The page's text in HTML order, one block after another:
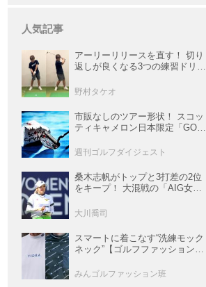
人気記事
アーリーリリースを直す！ 切り
返しが良くなる3つの練習ドリル
野村タケオ
市販なしのツアー形状！ スコッ
ティキャメロン日本限定「GOLO
ロンマニア宣言】
週刊ゴルフダイジェスト
桑木志帆がトップと3打差の2位
をキープ！ 大混戦の「AIG女子
佳も逆転圏内で運命の最終日へ
大川喬司
スマートに着こなす“洗練モック
ネック”【ゴルフファッションス
みんゴルファッション班